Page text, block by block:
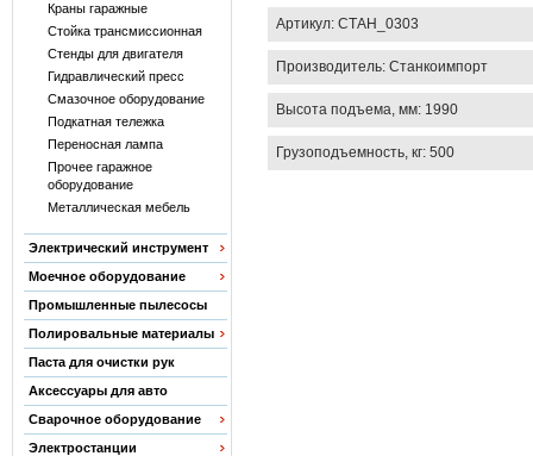
Краны гаражные
Стойка трансмиссионная
Стенды для двигателя
Гидравлический пресс
Смазочное оборудование
Подкатная тележка
Переносная лампа
Прочее гаражное
оборудование
Металлическая мебель
Электрический инструмент
Моечное оборудование
Промышленные пылесосы
Полировальные материалы
Паста для очистки рук
Аксессуары для авто
Сварочное оборудование
Электростанции
Артикул: СТАН_0303
Производитель: Станкоимпорт
Высота подъема, мм: 1990
Грузоподъемность, кг: 500